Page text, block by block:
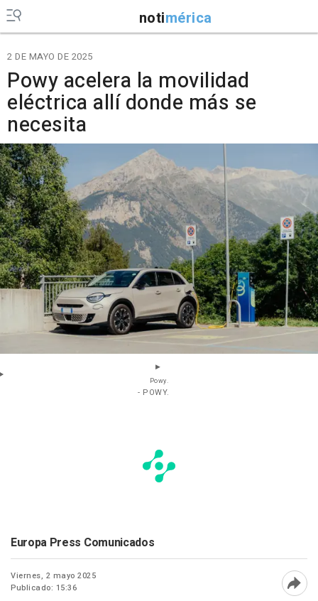
notimérica
2 DE MAYO DE 2025
Powy acelera la movilidad
eléctrica allí donde más se
necesita
Powy.
- POWY.
Europa Press Comunicados
Viernes, 2 mayo 2025
Publicado: 15:36